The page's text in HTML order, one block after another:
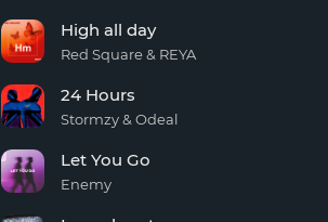
The
Beat)
Up
all
day
High all day
Red Square & REYA
Hours
24 Hours
Stormzy & Odeal
Let You Go
Enemy